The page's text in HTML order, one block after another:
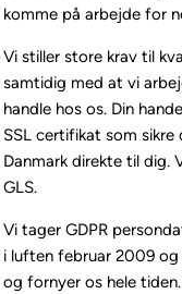
komme på arbejde for
Vi stiller store krav til
samtidig med at vi
handle hos os. Din
SSL certifikat som sikre
Danmark direkte til dig.
GLS.
Vi tager GDPR
i luften februar 2009 og
og fornyer os hele